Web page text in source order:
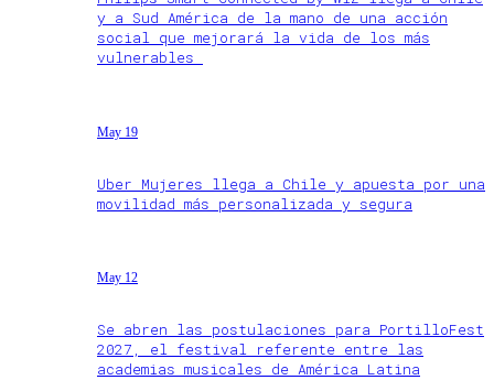
y a Sud América de la mano de una acción
social que mejorará la vida de los más
vulnerables
May 19
Uber Mujeres llega a Chile y apuesta por una
movilidad más personalizada y segura
May 12
Se abren las postulaciones para PortilloFest
2027, el festival referente entre las
academias musicales de América Latina